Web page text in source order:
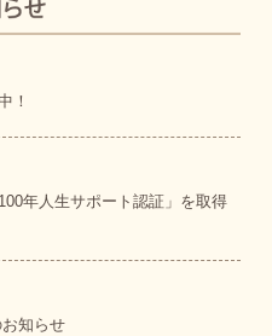
！
年人生サポート認証」を取得
知らせ